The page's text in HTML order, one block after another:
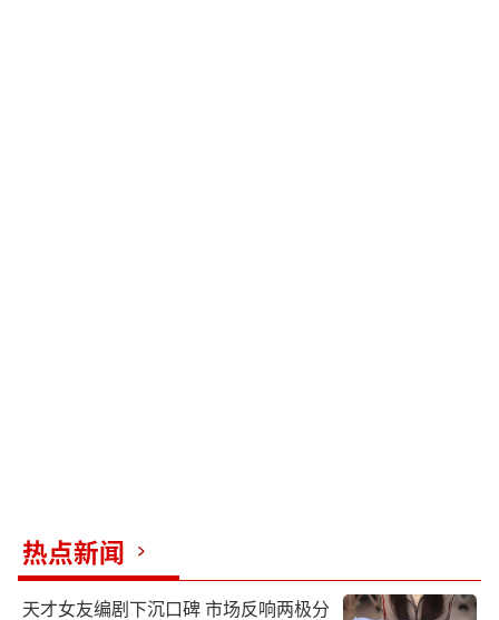
（责任编辑：卢其龙 CL0882）
热点新闻
天才女友编剧下沉口碑 市场反响两极分